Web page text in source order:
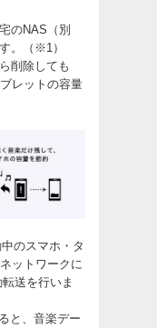
のNAS（別
。（※1）
削除しても
レットの容量
のスマホ・タ
ットワークに
送を行いま
と、音楽デー